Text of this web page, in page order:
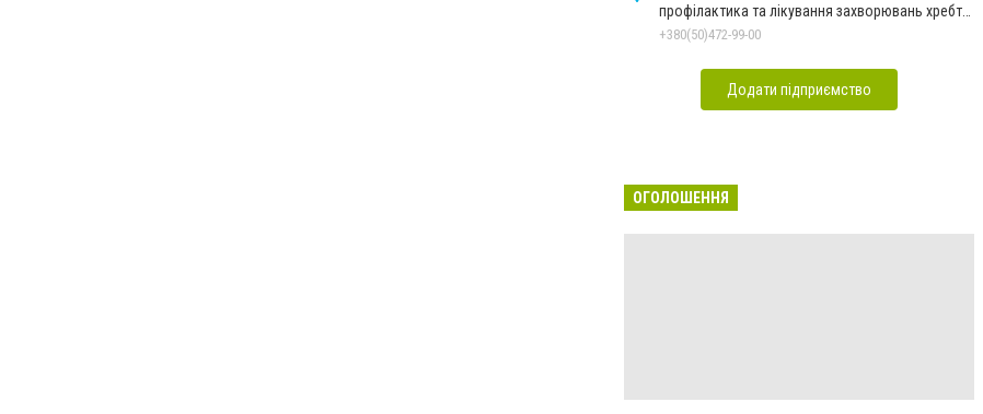
профілактика та лікування захворювань хребта
і суглобів
+380(50)472-99-00
Додати підприємство
ОГОЛОШЕННЯ